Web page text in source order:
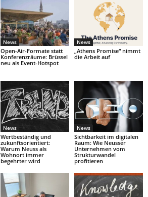
News
Open-Air-Formate statt
Konferenzräume: Brüssel
neu als Event-Hotspot
News
„Athens Promise“ nimmt
die Arbeit auf
News
Wertbeständig und
zukunftsorientiert:
Warum Neuss als
Wohnort immer
begehrter wird
News
Sichtbarkeit im digitalen
Raum: Wie Neusser
Unternehmen vom
Strukturwandel
profitieren